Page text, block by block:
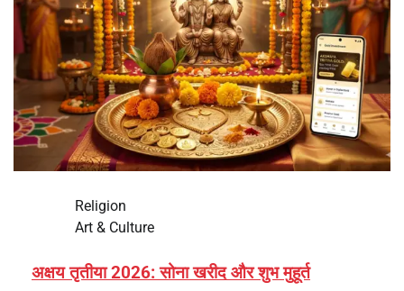
Religion
Art & Culture
अक्षय तृतीया 2026: सोना खरीद और शुभ मुहूर्त